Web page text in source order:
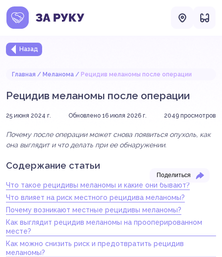
Назад
Главная Меланома Рецидив меланомы после операции
Рецидив меланомы после операции
25 июня 2024 г. Обновлено 16 июля 2026 г. 2049 просмотров
Поделиться
Почему после операции может снова появиться опухоль, как
она выглядит и что делать при ее обнаружении.
Содержание статьи
Что такое рецидивы меланомы и какие они бывают?
Что влияет на риск местного рецидива меланомы?
Почему возникают местные рецидивы меланомы?
Как выглядит рецидив меланомы на прооперированном
месте?
Как можно снизить риск и предотвратить рецидив
меланомы?